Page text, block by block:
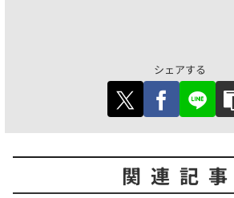
シェアする
関連記事